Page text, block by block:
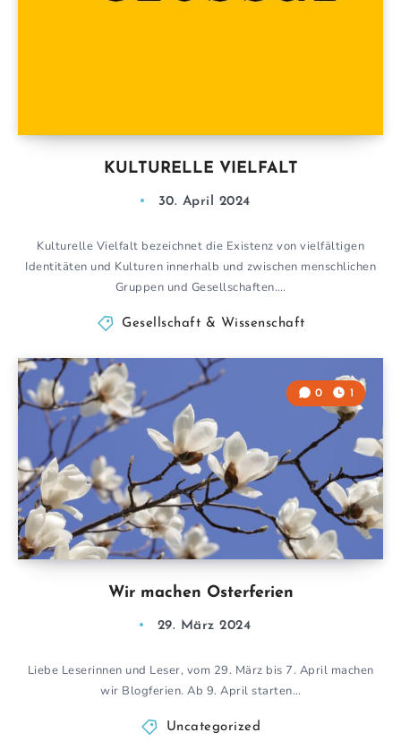
KULTURELLE VIELFALT
30. April 2024
Kulturelle Vielfalt bezeichnet die Existenz von vielfältigen
Identitäten und Kulturen innerhalb und zwischen menschlichen
Gruppen und Gesellschaften….
Gesellschaft & Wissenschaft
Wir machen Osterferien
0 1
29. März 2024
Liebe Leserinnen und Leser, vom 29. März bis 7. April machen
wir Blogferien. Ab 9. April starten…
Uncategorized